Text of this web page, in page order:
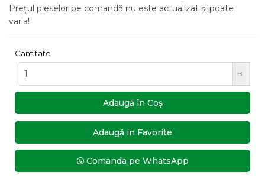
Prețul pieselor pe comandă nu este actualizat și poate
varia!
Cantitate
B
Adaugă în Coş
Adaugă in Favorite
Comanda pe WhatsApp